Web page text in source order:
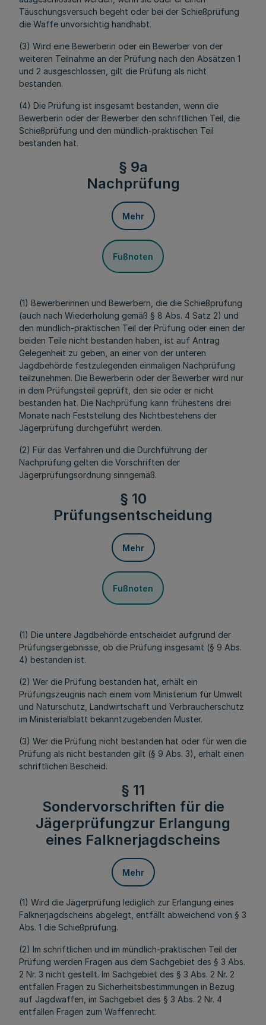
Täuschungsversuch begeht oder bei der Schießprüfung
die Waffe unvorsichtig handhabt.
(3) Wird eine Bewerberin oder ein Bewerber von der
weiteren Teilnahme an der Prüfung nach den Absätzen 1
und 2 ausgeschlossen, gilt die Prüfung als nicht
bestanden.
(4) Die Prüfung ist insgesamt bestanden, wenn die
Bewerberin oder der Bewerber den schriftlichen Teil, die
Schießprüfung und den mündlich-praktischen Teil
bestanden hat.
§ 9a
Nachprüfung
Mehr
Fußnoten
(1) Bewerberinnen und Bewerbern, die die Schießprüfung
(auch nach Wiederholung gemäß § 8 Abs. 4 Satz 2) und
den mündlich-praktischen Teil der Prüfung oder einen der
beiden Teile nicht bestanden haben, ist auf Antrag
Gelegenheit zu geben, an einer von der unteren
Jagdbehörde festzulegenden einmaligen Nachprüfung
teilzunehmen. Die Bewerberin oder der Bewerber wird nur
in dem Prüfungsteil geprüft, den sie oder er nicht
bestanden hat. Die Nachprüfung kann frühestens drei
Monate nach Feststellung des Nichtbestehens der
Jägerprüfung durchgeführt werden.
(2) Für das Verfahren und die Durchführung der
Nachprüfung gelten die Vorschriften der
Jägerprüfungsordnung sinngemäß.
§ 10
Prüfungsentscheidung
Mehr
Fußnoten
(1) Die untere Jagdbehörde entscheidet aufgrund der
Prüfungsergebnisse, ob die Prüfung insgesamt (§ 9 Abs.
4) bestanden ist.
(2) Wer die Prüfung bestanden hat, erhält ein
Prüfungszeugnis nach einem vom Ministerium für Umwelt
und Naturschutz, Landwirtschaft und Verbraucherschutz
im Ministerialblatt bekanntzugebenden Muster.
(3) Wer die Prüfung nicht bestanden hat oder für wen die
Prüfung als nicht bestanden gilt (§ 9 Abs. 3), erhält einen
schriftlichen Bescheid.
§ 11
Sondervorschriften für die
Jägerprüfungzur Erlangung
eines Falknerjagdscheins
Mehr
(1) Wird die Jägerprüfung lediglich zur Erlangung eines
Falknerjagdscheins abgelegt, entfällt abweichend von § 3
Abs. 1 die Schießprüfung.
(2) Im schriftlichen und im mündlich-praktischen Teil der
Prüfung werden Fragen aus dem Sachgebiet des § 3 Abs.
2 Nr. 3 nicht gestellt. Im Sachgebiet des § 3 Abs. 2 Nr. 2
entfallen Fragen zu Sicherheitsbestimmungen in Bezug
auf Jagdwaffen, im Sachgebiet des § 3 Abs. 2 Nr. 4
entfallen Fragen zum Waffenrecht.